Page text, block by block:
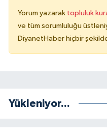
Yorum yazarak topluluk
ve tüm sorumluluğu
DiyanetHaber hiçbir
Yükleniyor...